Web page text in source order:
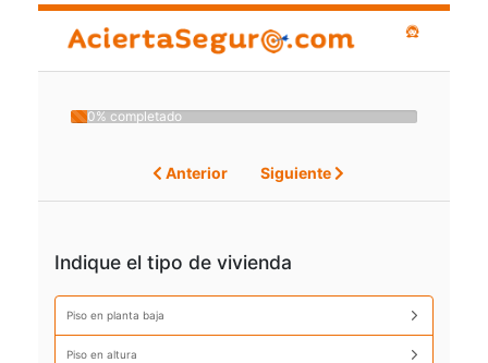
Anterior
0% completado
Siguiente
Indique el tipo de vivienda
Piso en planta baja
Piso en altura